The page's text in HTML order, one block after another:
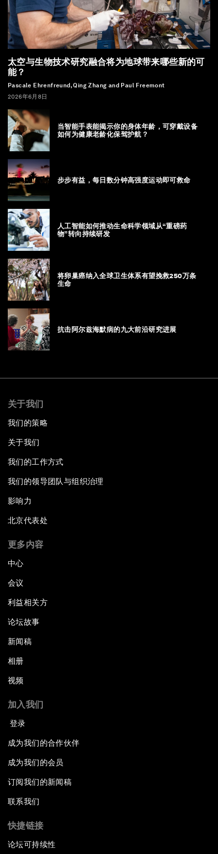
太空与生物技术研究融合将为地球带来哪些新的可
能？
Pascale Ehrenfreund, Qing Zhang and Paul Freemont
2026年6月8日
当智能手表能揭示你的身体年龄，可穿戴设备
如何为健康老龄化保驾护航？
步步有益，每日数分钟高强度运动即可救命
人工智能如何推动生命科学领域从“重磅药
物”转向持续研发
将卵巢癌纳入全球卫生体系有望挽救250万条
生命
抗击阿尔兹海默病的九大前沿研究进展
关于我们
我们的策略
关于我们
我们的工作方式
我们的领导团队与组织治理
影响力
北京代表处
更多内容
中心
会议
利益相关方
论坛故事
新闻稿
相册
视频
加入我们
登录
成为我们的合作伙伴
成为我们的会员
订阅我们的新闻稿
联系我们
快捷链接
论坛可持续性